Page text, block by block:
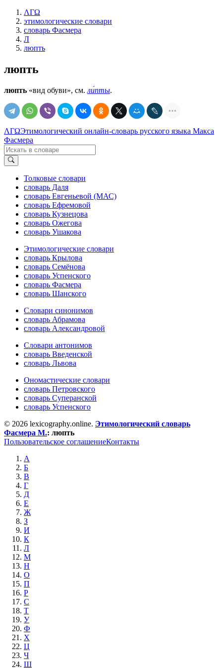
ΛΓΩ
этимологические словари
словарь Фасмера
Л
люпть
люпть
люпть «вид обуви», см. ли́пты.
ΛΓΩЭтимологический онлайн-словарь русского языка Макса
Фасмера
Толковые словари
словарь Даля
словарь Евгеньевой (МАС)
словарь Ефремовой
словарь Кузнецова
словарь Ожегова
словарь Ушакова
Этимологические словари
словарь Крылова
словарь Семёнова
словарь Успенского
словарь Фасмера
словарь Шанского
Словари синонимов
словарь Абрамова
словарь Александровой
Словари антонимов
словарь Введенской
словарь Львова
Ономастические словари
словарь Петровского
словарь Суперанской
словарь Успенского
© 2026 lexicography.online. Этимологический словарь
Фасмера М.: люпть
Пользовательское соглашениеКонтакты
А
Б
В
Г
Д
Е
Ж
З
И
К
Л
М
Н
О
П
Р
С
Т
У
Ф
Х
Ц
Ч
Ш